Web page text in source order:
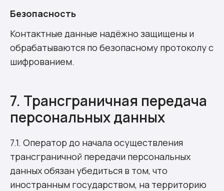
Безопасность
Контактные данные надёжно защищены и
обрабатываются по безопасному протоколу с
шифрованием.
7. Трансграничная передача
персональных данных
7.1. Оператор до начала осуществления
трансграничной передачи персональных
данных обязан убедиться в том, что
иностранным государством, на территорию